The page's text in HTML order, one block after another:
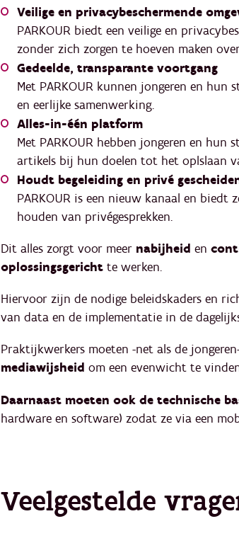
Veilige en privacybeschermende
PARKOUR biedt een veilige en
zonder zich zorgen te hoeven maken
Gedeelde, transparante voortgang
Met PARKOUR kunnen jongeren en
en eerlijke samenwerking.
Alles-in-één platform
Met PARKOUR hebben jongeren en
artikels bij hun doelen tot het oplslaan
Houdt begeleiding en privé
PARKOUR is een nieuw kanaal en
houden van privégesprekken.
Dit alles zorgt voor meer nabijheid en
oplossingsgericht te werken.
Hiervoor zijn de nodige beleidskaders en
van data en de implementatie in de
Praktijkwerkers moeten -net als de
mediawijsheid om een evenwicht te
Daarnaast moeten ook de technische
hardware en software) zodat ze via een
Veelgestelde